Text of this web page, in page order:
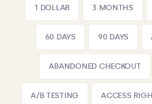
1 DOLLAR 3 MONTHS
60 DAYS 90 DAYS
ABANDONED CHECKOUT
A/B TESTING ACCESS